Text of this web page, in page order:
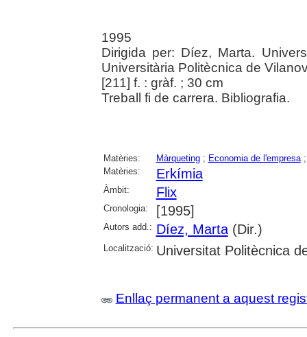
1995
Dirigida per: Díez, Marta.
Universitària Politècnica de
[211] f. : gràf. ; 30 cm
Treball fi de carrera. Bibliografia.
Matèries: Màrqueting; Economia de l'empresa
Matèries:
Erkímia
Àmbit: Flix
Cronologia: [1995]
Autors add.: Díez, Marta(Dir.)
Localització: Universitat Politècnica
Enllaç permanent a aquest